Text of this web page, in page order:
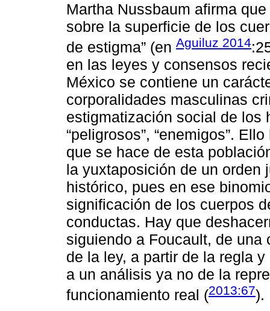
Martha Nussbaum afirma
sobre la superficie de los
de estigma” (en Aguiluz 2014
en las leyes y consensos
México se contiene un
corporalidades masculinas
estigmatización social de los
“peligrosos”, “enemigos”.
que se hace de esta
la yuxtaposición de un orden
histórico, pues en ese
significación de los cuerpos
conductas. Hay que
siguiendo a Foucault, de
de la ley, a partir de la regla
a un análisis ya no de la
funcionamiento real (2013:67).